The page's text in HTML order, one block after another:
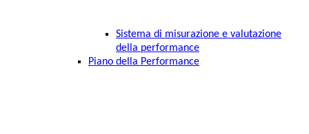
Sistema di misurazione e valutazione
della performance
Piano della Performance